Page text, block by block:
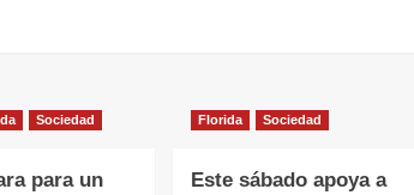
Sociedad
para un
Florida Sociedad
Este sábado apoya a